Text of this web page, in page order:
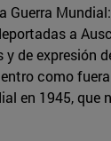
Guerra
a
de expresión
como
en 1945, que